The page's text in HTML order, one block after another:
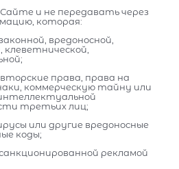
и не передавать через
которая:
вредоносной,
права, права на
коммерческую тайну или
третьих лиц;
или другие вредоносные
коды;
рекламой